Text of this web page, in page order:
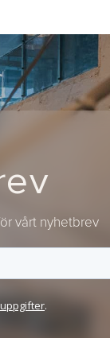
vårt nyhetbrev